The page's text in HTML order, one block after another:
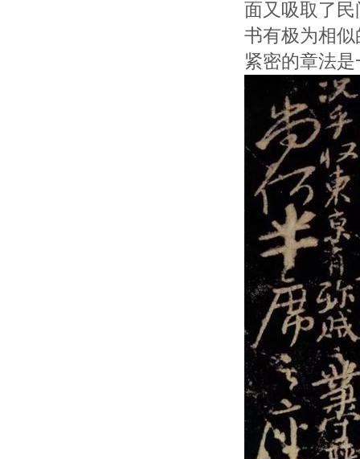
面又吸取了
书有极为相
紧密的章法